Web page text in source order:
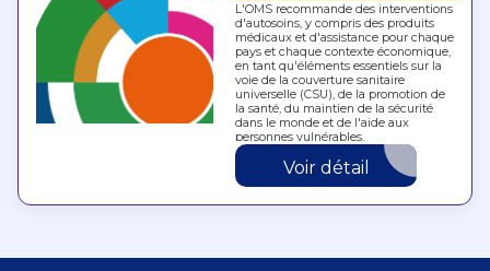
L'OMS recommande des interventions
d'autosoins, y compris des produits
médicaux et d'assistance pour chaque
pays et chaque contexte économique,
en tant qu'éléments essentiels sur la
voie de la couverture sanitaire
universelle (CSU), de la promotion de
la santé, du maintien de la sécurité
dans le monde et de l'aide aux
personnes vulnérables.
Voir détail